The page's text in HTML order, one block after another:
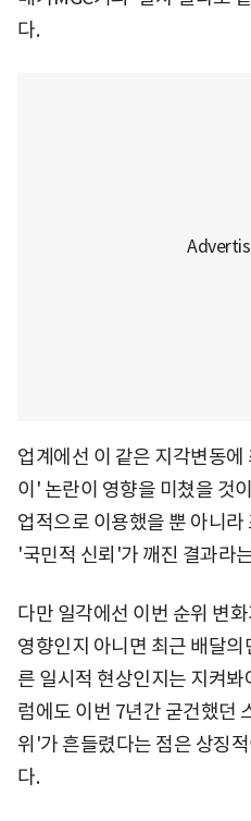
다.
업계에선 이 같은 지각변동
이' 논란이 영향을 미쳤을 것
업적으로 이용했을 뿐 아니
'국민적 신뢰'가 깨진 결과라
다만 일각에선 이번 순위 변
영향인지 아니면 최근 배달
른 일시적 현상인지는 지켜
럼에도 이번 7년간 굳건했던
위'가 흔들렸다는 점은 상징
다.